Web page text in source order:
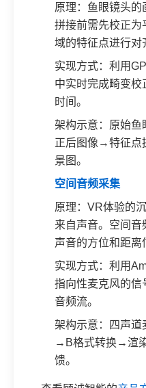
原理：鱼眼镜头的
拼接前需先校正为
域的特征点进行对
实现方式：利用
中实时完成畸变校
时间。
架构示意：原始
正后图像→特征
景图。
空间音频采集
原理：VR体验的
来自声音。空间音
声音的方位和距离
实现方式：利用
指向性麦克风的信
音频流。
架构示意：四声
→B格式转换→渲
馈。